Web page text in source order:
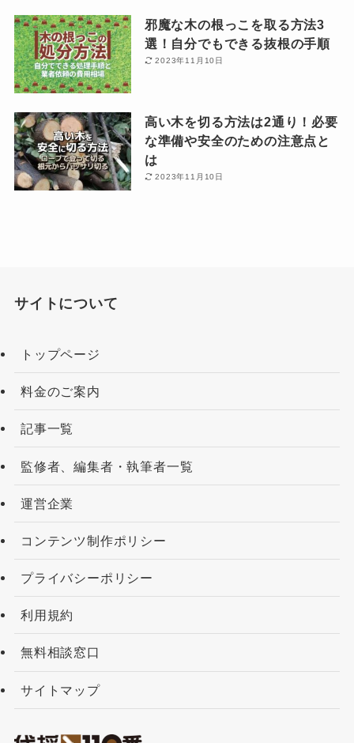
邪魔な木の根っこを取る方法3
選！自分でもできる抜根の手順
2023年11月10日
高い木を切る方法は2通り！必要
な準備や安全のための注意点と
は
2023年11月10日
サイトについて
トップページ
料金のご案内
記事一覧
監修者、編集者・執筆者一覧
運営企業
コンテンツ制作ポリシー
プライバシーポリシー
利用規約
無料相談窓口
サイトマップ